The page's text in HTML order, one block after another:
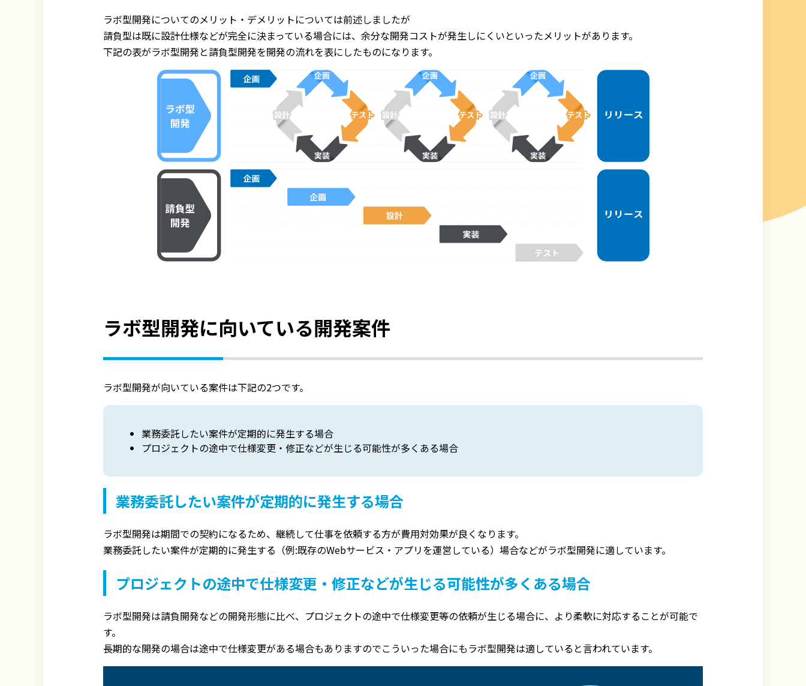
ラボ型開発についてのメリット・デメリットについては前述しましたが
請負型は既に設計仕様などが完全に決まっている場合には、余分な開発コストが発生しにくいといったメリットがあります。
下記の表がラボ型開発と請負型開発を開発の流れを表にしたものになります。
ラボ型開発に向いている開発案件
ラボ型開発が向いている案件は下記の2つです。
業務委託したい案件が定期的に発生する場合
プロジェクトの途中で仕様変更・修正などが生じる可能性が多くある場合
業務委託したい案件が定期的に発生する場合
ラボ型開発は期間での契約になるため、継続して仕事を依頼する方が費用対効果が良くなります。
業務委託したい案件が定期的に発生する（例:既存のWebサービス・アプリを運営している）場合などがラボ型開発に適しています。
プロジェクトの途中で仕様変更・修正などが生じる可能性が多くある場合
ラボ型開発は請負開発などの開発形態に比べ、プロジェクトの途中で仕様変更等の依頼が生じる場合に、より柔軟に対応することが可能で
す。
長期的な開発の場合は途中で仕様変更がある場合もありますのでこういった場合にもラボ型開発は適していると言われています。